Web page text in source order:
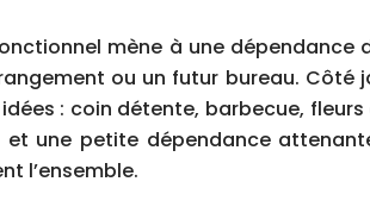
mène à une dépendance
ou un futur bureau. Côté
: coin détente, barbecue, fleurs
une petite dépendance
l’ensemble.